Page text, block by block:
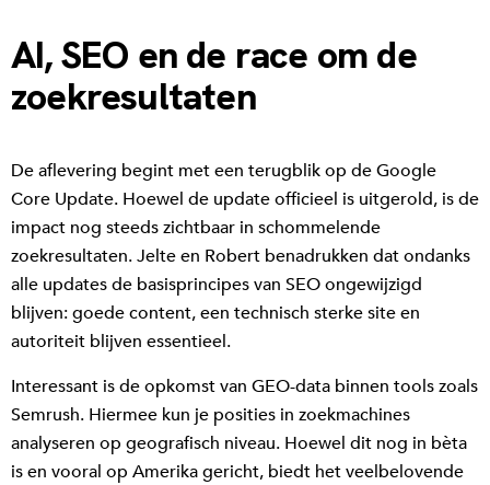
AI, SEO en de race om de
zoekresultaten
De aflevering begint met een terugblik op de Google
Core Update. Hoewel de update officieel is uitgerold, is de
impact nog steeds zichtbaar in schommelende
zoekresultaten. Jelte en Robert benadrukken dat ondanks
alle updates de basisprincipes van SEO ongewijzigd
blijven: goede content, een technisch sterke site en
autoriteit blijven essentieel.
Interessant is de opkomst van GEO-data binnen tools zoals
Semrush. Hiermee kun je posities in zoekmachines
analyseren op geografisch niveau. Hoewel dit nog in bèta
is en vooral op Amerika gericht, biedt het veelbelovende